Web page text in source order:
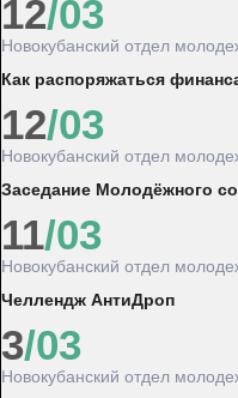
12/03
Новокубанский отдел
Как распоряжаться
12/03
Новокубанский отдел
Заседание Молодёжного
11/03
Новокубанский отдел
Челлендж АнтиДроп
3/03
Новокубанский отдел